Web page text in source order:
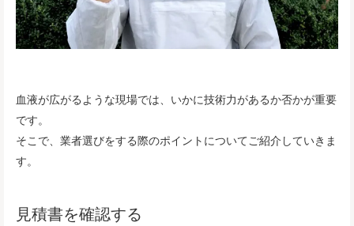
血液が広がるような現場では、いかに技術力があるか否かが重要
です。
そこで、業者選びをする際のポイントについてご紹介していきま
す。
見積書を確認する